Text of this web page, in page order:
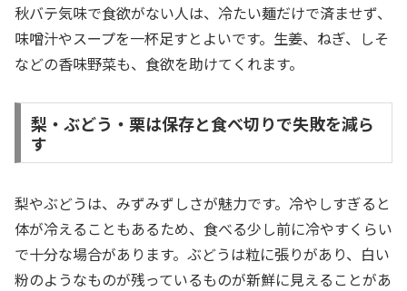
秋バテ気味で食欲がない人は、冷たい麺だけで済ませず、
味噌汁やスープを一杯足すとよいです。生姜、ねぎ、しそ
などの香味野菜も、食欲を助けてくれます。
梨・ぶどう・栗は保存と食べ切りで失敗を減ら
す
梨やぶどうは、みずみずしさが魅力です。冷やしすぎると
体が冷えることもあるため、食べる少し前に冷やすくらい
で十分な場合があります。ぶどうは粒に張りがあり、白い
粉のようなものが残っているものが新鮮に見えることがあ